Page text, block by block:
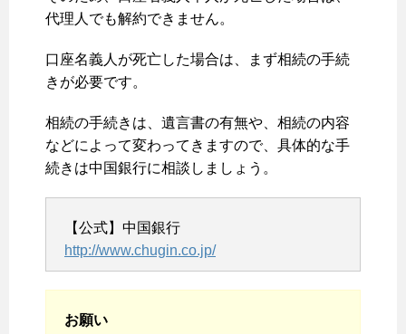
代理人でも解約できません。
口座名義人が死亡した場合は、まず相続の手続
きが必要です。
相続の手続きは、遺言書の有無や、相続の内容
などによって変わってきますので、具体的な手
続きは中国銀行に相談しましょう。
【公式】中国銀行
http://www.chugin.co.jp/
お願い